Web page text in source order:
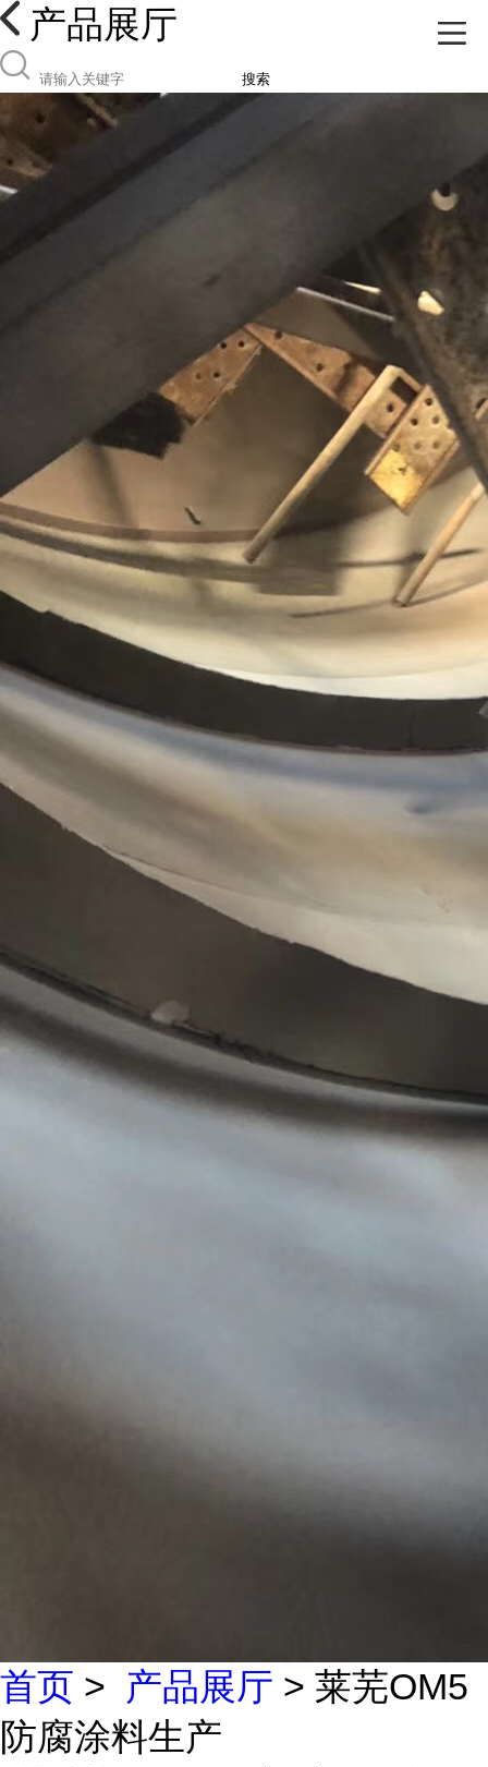
产品展厅
搜索
首页 > 产品展厅 > 莱芜OM5
防腐涂料生产